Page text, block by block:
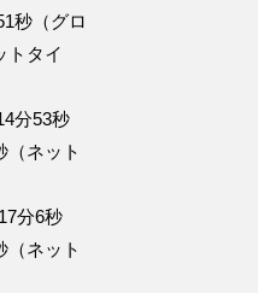
秒（グロ
トタイ
分53秒
（ネット
分6秒
（ネット